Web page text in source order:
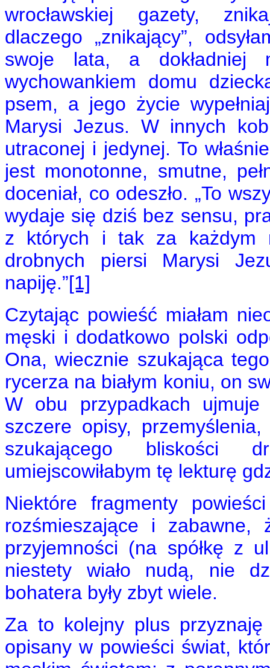
wrocławskiej gazety,
dlaczego „znikający”,
swoje lata, a dokładniej
wychowankiem domu
psem, a jego życie
Marysi Jezus. W innych
utraconej i jedynej. To
jest monotonne, smutne,
doceniał, co odeszło. „To
wydaje się dziś bez sensu,
z których i tak za każdym
drobnych piersi Marysi
napiję.”[1]
Czytając powieść miałam
męski i dodatkowo polski
Ona, wiecznie szukająca
rycerza na białym koniu, on
W obu przypadkach
szczere opisy,
szukającego bliskości
umiejscowiłabym tę lekturę
Niektóre fragmenty
rozśmieszające i zabawne,
przyjemności (na spółkę z
niestety wiało nudą, nie
bohatera były zbyt wiele.
Za to kolejny plus
opisany w powieści świat,